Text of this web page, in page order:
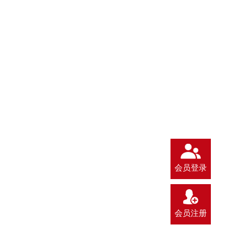
会员登录
会员注册